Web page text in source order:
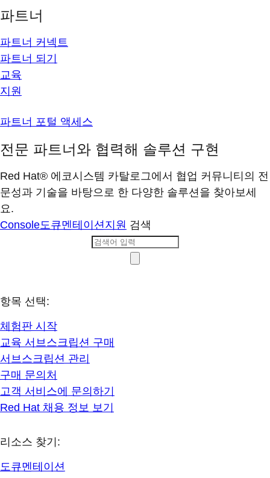
파트너
파트너 커넥트
파트너 되기
교육
지원
파트너 포털 액세스
전문 파트너와 협력해 솔루션 구현
Red Hat® 에코시스템 카탈로그에서 협업 커뮤니티의 전
문성과 기술을 바탕으로 한 다양한 솔루션을 찾아보세
요.
Console도큐멘테이션지원 검색
항목 선택:
체험판 시작
교육 서브스크립션 구매
서브스크립션 관리
구매 문의처
고객 서비스에 문의하기
Red Hat 채용 정보 보기
리소스 찾기:
도큐멘테이션